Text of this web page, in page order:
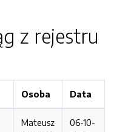
z rejestru
Osoba Data
Mateusz
06-10-